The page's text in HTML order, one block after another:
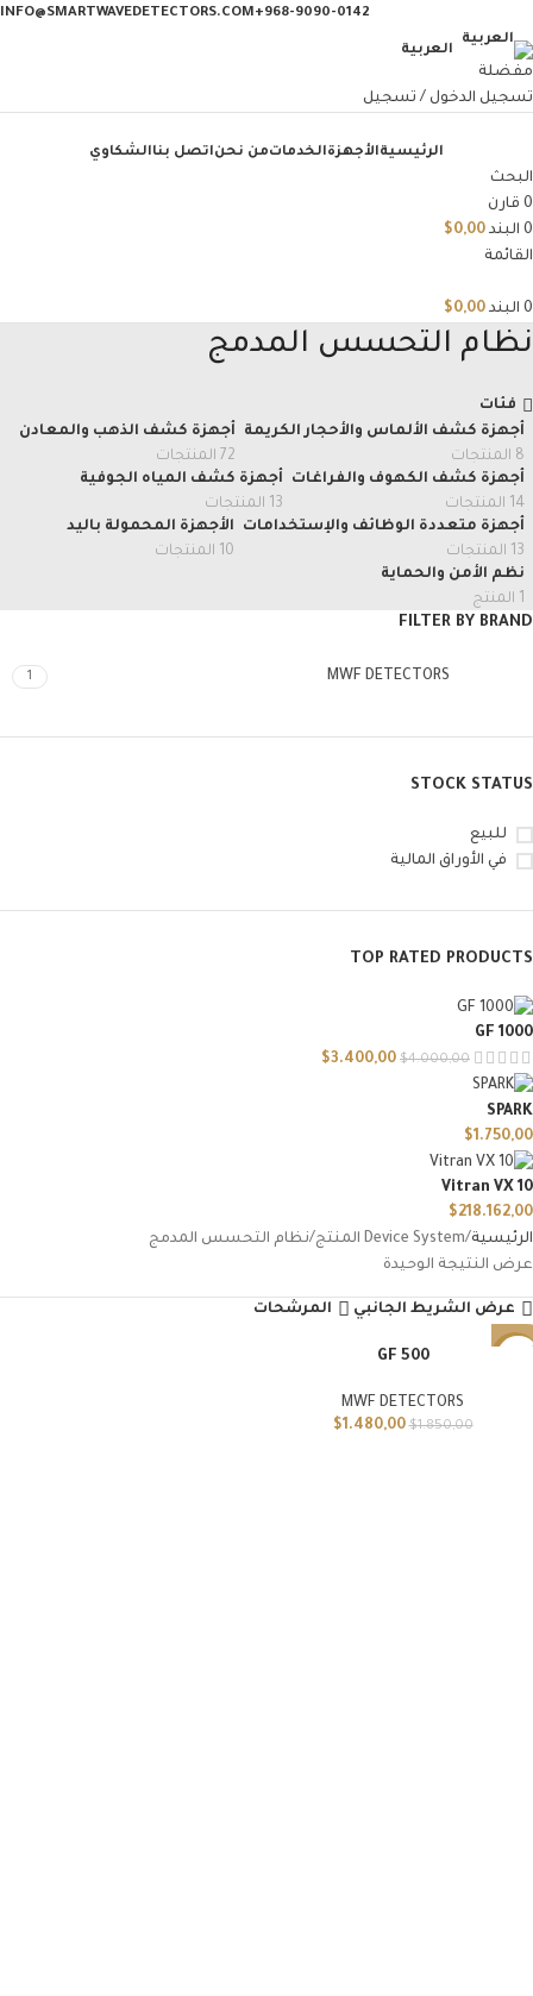
968-9090-0142+
INFO@SMARTWAVEDETECTORS.COM
العربية
مفضلة
تسجيل الدخول / تسجيل
الرئيسيةالأجهزةالخدماتمن نحناتصل بناالشكاوي
البحث
0 قارن
0 البند $0,00
القائمة
0 البند $0,00
نظام التحسس المدمج
فئات
أجهزة كشف الألماس والأحجار الكريمة
8 المنتجات
أجهزة كشف الذهب والمعادن
72 المنتجات
أجهزة كشف الكهوف والفراغات
14 المنتجات
أجهزة كشف المياه الجوفية
13 المنتجات
أجهزة متعددة الوظائف والإستخدامات
13 المنتجات
الأجهزة المحمولة باليد
10 المنتجات
نظم الأمن والحماية
1 المنتج
FILTER BY BRAND
MWF DETECTORS
1
STOCK STATUS
للبيع
في الأوراق المالية
TOP RATED PRODUCTS
GF 1000
$4.000,00
$3.400,00
SPARK
$1.750,00
Vitran VX 10
$218.162,00
الرئيسية Device System المنتج
نظام التحسس المدمج
عرض النتيجة الوحيدة
عرض الشريط الجانبي المرشحات
GF 500
MWF DETECTORS
$1.850,00
$1.480,00